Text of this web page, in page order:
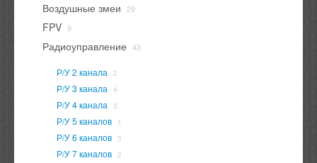
Воздушные змеи 29
FPV 9
Радиоуправление 43
Р/У 2 канала 2
Р/У 3 канала 4
Р/У 4 канала 3
Р/У 5 каналов 1
Р/У 6 каналов 3
Р/У 7 каналов 2